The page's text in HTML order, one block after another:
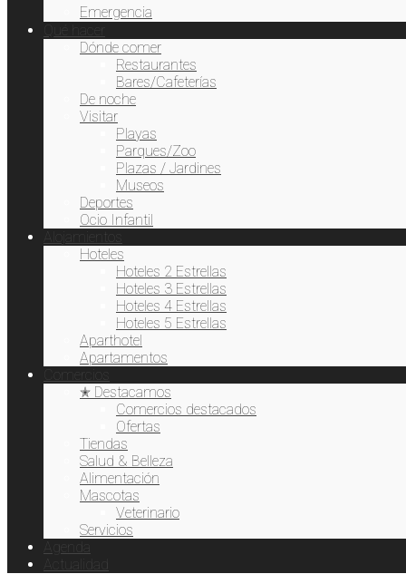
Emergencia
Qué hacer
Dónde comer
Restaurantes
Bares/Cafeterías
De noche
Visitar
Playas
Parques/Zoo
Plazas / Jardines
Museos
Deportes
Ocio Infantil
Alojamientos
Hoteles
Hoteles 2 Estrellas
Hoteles 3 Estrellas
Hoteles 4 Estrellas
Hoteles 5 Estrellas
Aparthotel
Apartamentos
Comercios
✭ Destacamos
Comercios destacados
Ofertas
Tiendas
Salud & Belleza
Alimentación
Mascotas
Veterinario
Servicios
Agenda
Actualidad